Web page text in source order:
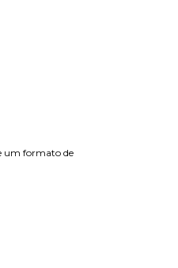
um formato de